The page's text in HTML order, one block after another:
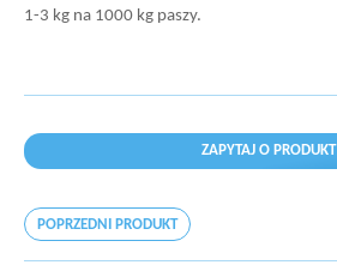
1-3 kg na 1000 kg paszy.
ZAPYTAJ O PRODUKT
POPRZEDNI PRODUKT